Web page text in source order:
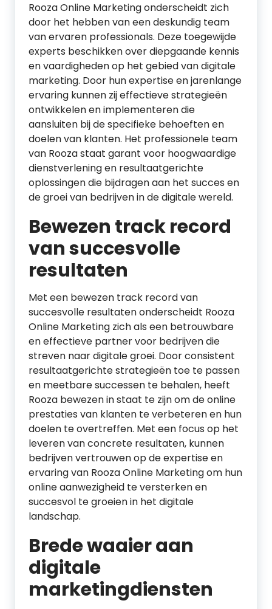
Rooza Online Marketing onderscheidt zich
door het hebben van een deskundig team
van ervaren professionals. Deze toegewijde
experts beschikken over diepgaande kennis
en vaardigheden op het gebied van digitale
marketing. Door hun expertise en jarenlange
ervaring kunnen zij effectieve strategieën
ontwikkelen en implementeren die
aansluiten bij de specifieke behoeften en
doelen van klanten. Het professionele team
van Rooza staat garant voor hoogwaardige
dienstverlening en resultaatgerichte
oplossingen die bijdragen aan het succes en
de groei van bedrijven in de digitale wereld.
Bewezen track record
van succesvolle
resultaten
Met een bewezen track record van
succesvolle resultaten onderscheidt Rooza
Online Marketing zich als een betrouwbare
en effectieve partner voor bedrijven die
streven naar digitale groei. Door consistent
resultaatgerichte strategieën toe te passen
en meetbare successen te behalen, heeft
Rooza bewezen in staat te zijn om de online
prestaties van klanten te verbeteren en hun
doelen te overtreffen. Met een focus op het
leveren van concrete resultaten, kunnen
bedrijven vertrouwen op de expertise en
ervaring van Rooza Online Marketing om hun
online aanwezigheid te versterken en
succesvol te groeien in het digitale
landschap.
Brede waaier aan
digitale
marketingdiensten